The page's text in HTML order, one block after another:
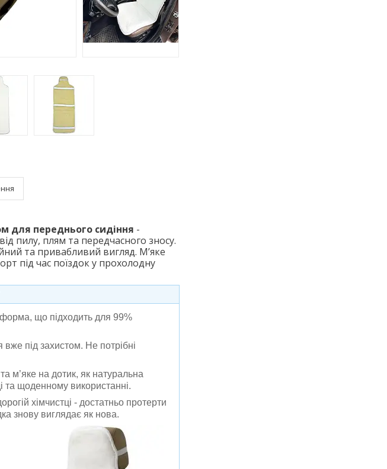
для переднього сидіння -
пилу, плям та передчасного зносу.
та привабливий вигляд. М’яке
під час поїздок у прохолодну
що підходить для 99%
вже під захистом. Не потрібні
м’яке на дотик, як натуральна
та щоденному використанні.
хімчистці - достатньо протерти
знову виглядає як нова.